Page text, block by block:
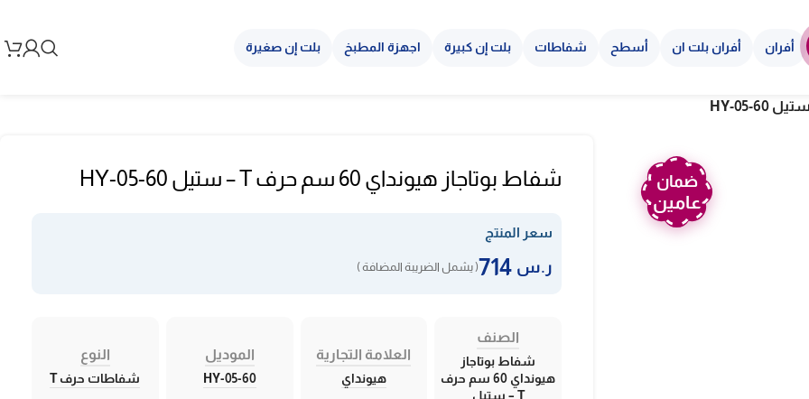
أفران أفران بلت ان أسطح شفاطات بلت إن كبيرة اجهزة المطبخ بلت إن صغيرة
ضمان
عامين
شفاط بوتاجاز هيونداي 60 سم حرف T – ستيل HY-05-60
سعر المنتج
ر.س ( يشمل الضريبة المضافة )
الصنف
شفاط بوتاجاز
هيونداي 60 سم حرف
T – ستيل
العلامة التجارية
هيونداي
الموديل
HY-05-60
النوع
شفاطات حرف T